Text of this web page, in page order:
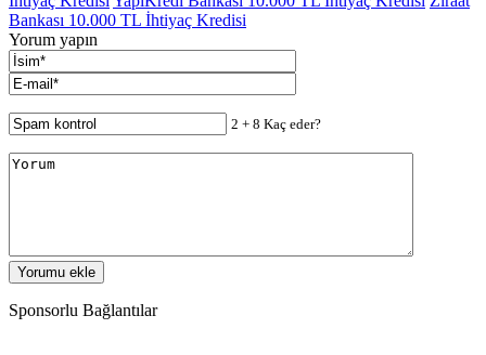
Bankası 10.000 TL İhtiyaç Kredisi
Yorum yapın
2 + 8 Kaç eder?
Sponsorlu Bağlantılar